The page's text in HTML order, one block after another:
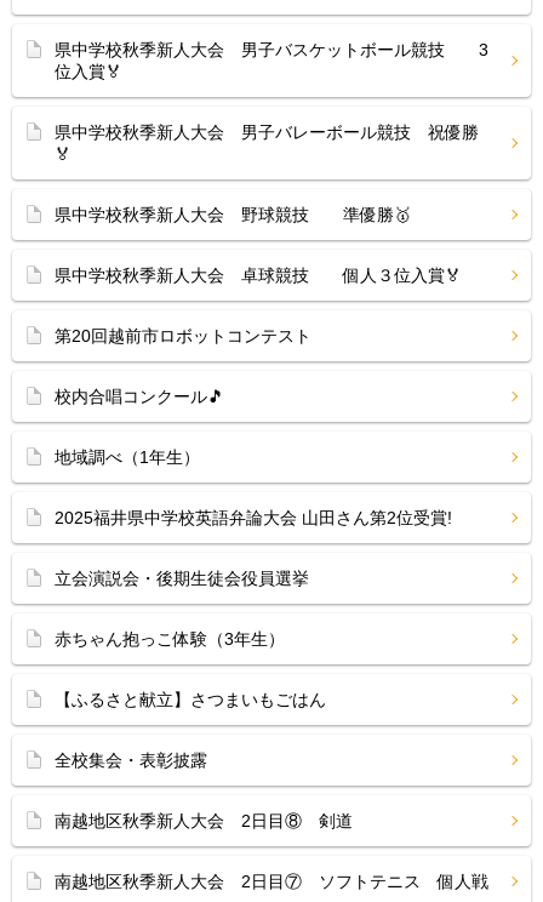
県中学校秋季新人大会 男子バスケットボール競技 3
位入賞🏅
県中学校秋季新人大会 男子バレーボール競技 祝優勝
🏅
県中学校秋季新人大会 野球競技 準優勝🥇
県中学校秋季新人大会 卓球競技 個人３位入賞🏅
第20回越前市ロボットコンテスト
校内合唱コンクール🎵
地域調べ（1年生）
2025福井県中学校英語弁論大会 山田さん第2位受賞!
立会演説会・後期生徒会役員選挙
赤ちゃん抱っこ体験（3年生）
【ふるさと献立】さつまいもごはん
全校集会・表彰披露
南越地区秋季新人大会 2日目⑧ 剣道
南越地区秋季新人大会 2日目⑦ ソフトテニス 個人戦